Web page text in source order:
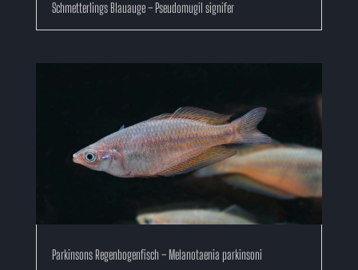
Schmetterlings Blauauge – Pseudomugil signifer
Parkinsons Regenbogenfisch – Melanotaenia parkinsoni